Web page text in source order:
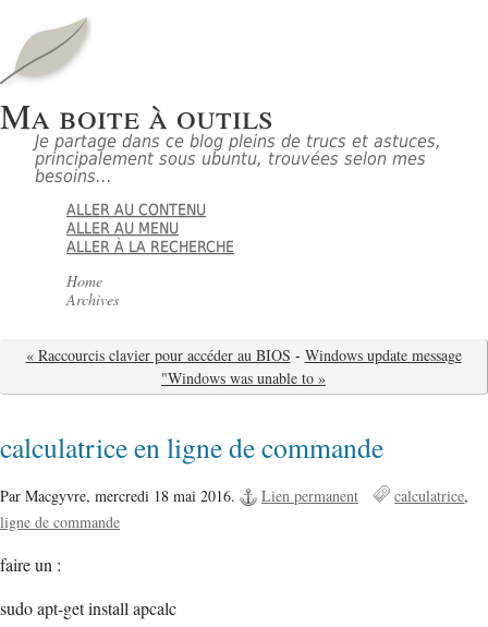
Ma boite à outils
Je partage dans ce blog pleins de trucs et astuces,
principalement sous ubuntu, trouvées selon mes
besoins...
ALLER AU CONTENU
ALLER AU MENU
ALLER À LA RECHERCHE
Home
Archives
« Raccourcis clavier pour accéder au BIOS - Windows update message
"Windows was unable to »
calculatrice en ligne de commande
Par Macgyvre, mercredi 18 mai 2016. Lien permanent
calculatrice
ligne de commande
faire un :
sudo apt-get install apcalc